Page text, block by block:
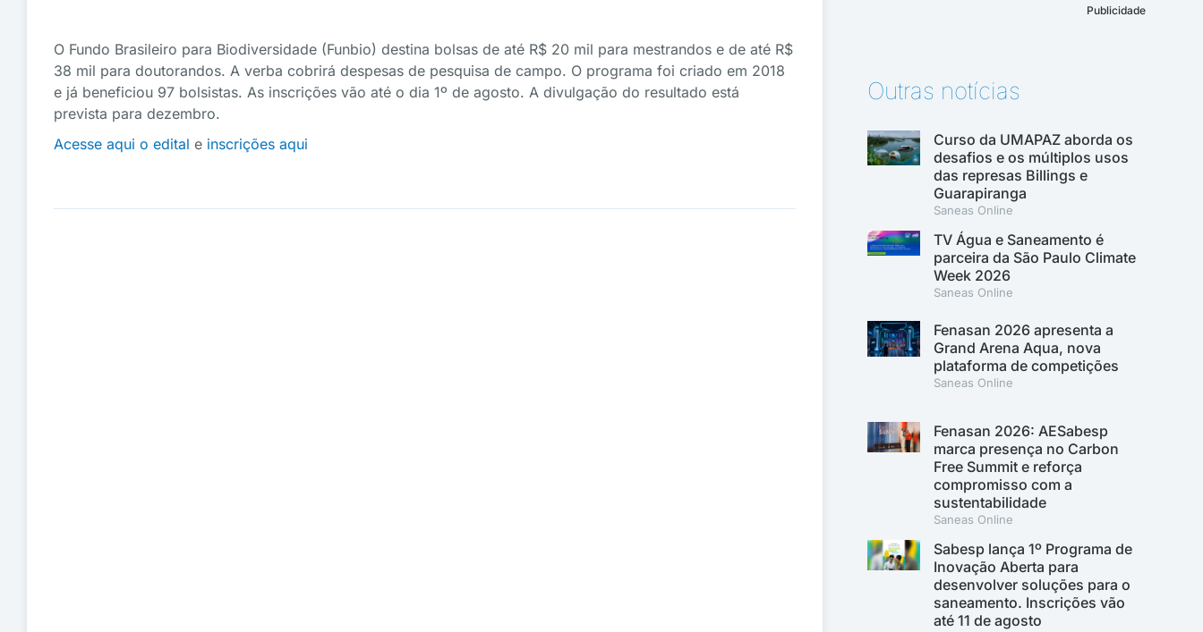
O Fundo Brasileiro para Biodiversidade (Funbio) destina bolsas de até R$ 20 mil para mestrandos e de até R$
38 mil para doutorandos. A verba cobrirá despesas de pesquisa de campo. O programa foi criado em 2018
e já beneficiou 97 bolsistas. As inscrições vão até o dia 1º de agosto. A divulgação do resultado está
prevista para dezembro.
Acesse aqui o edital e inscrições aqui
Publicidade
Outras notícias
Curso da UMAPAZ aborda os
desafios e os múltiplos usos
das represas Billings e
Guarapiranga
Saneas Online
TV Água e Saneamento é
parceira da São Paulo Climate
Week 2026
Saneas Online
Fenasan 2026 apresenta a
Grand Arena Aqua, nova
plataforma de competições
Saneas Online
Fenasan 2026: AESabesp
marca presença no Carbon
Free Summit e reforça
compromisso com a
sustentabilidade
Saneas Online
Sabesp lança 1º Programa de
Inovação Aberta para
desenvolver soluções para o
saneamento. Inscrições vão
até 11 de agosto